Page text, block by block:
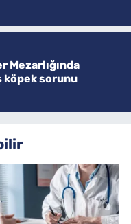
Mezarlığında
köpek sorunu